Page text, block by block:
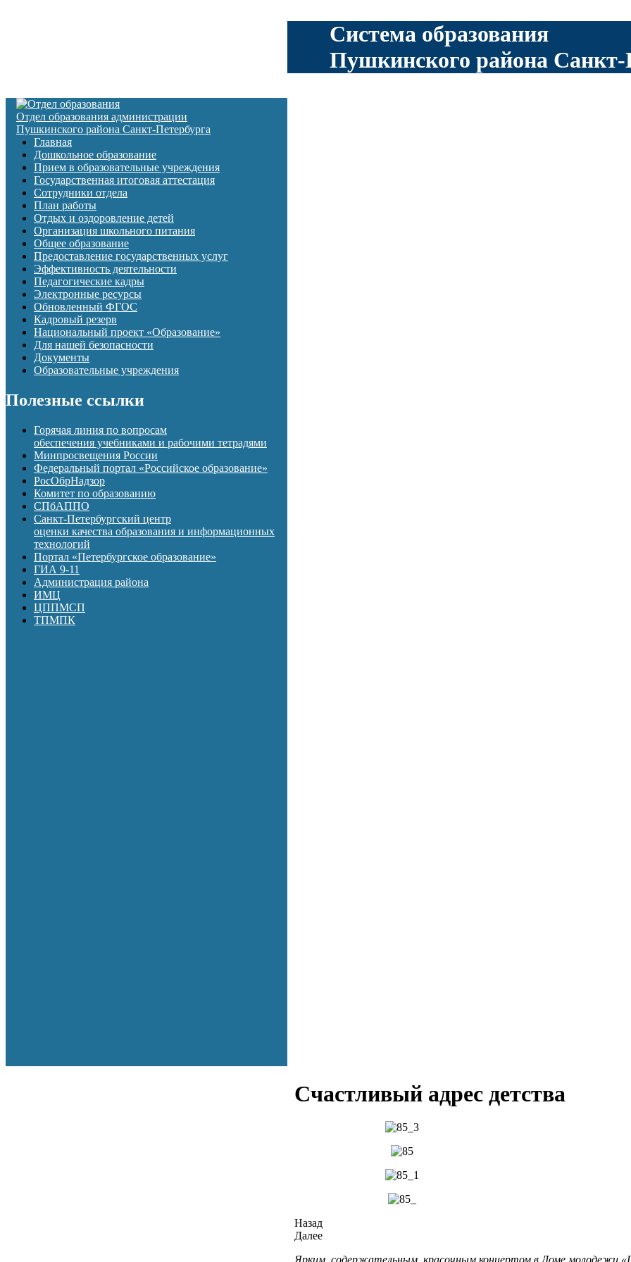
Система образования
Пушкинского района Санкт-
Отдел образования администрации
Пушкинского района Санкт-Петербурга
Главная
Дошкольное образование
Прием в образовательные учреждения
Государственная итоговая аттестация
Сотрудники отдела
План работы
Отдых и оздоровление детей
Организация школьного питания
Общее образование
Предоставление государственных услуг
Эффективность деятельности
Педагогические кадры
Электронные ресурсы
Обновленный ФГОС
Кадровый резерв
Национальный проект «Образование»
Для нашей безопасности
Документы
Образовательные учреждения
Полезные ссылки
Горячая линия по вопросам
обеспечения учебниками и рабочими тетрадями
Минпросвещения России
Федеральный портал «Российское образование»
РосОбрНадзор
Комитет по образованию
СПбАППО
Санкт-Петербургский центр
оценки качества образования и информационных
технологий
Портал «Петербургское образование»
ГИА 9-11
Администрация района
ИМЦ
ЦППМСП
ТПМПК
Счастливый адрес детства
Назад
Далее